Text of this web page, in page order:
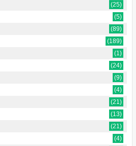
(25)
(5)
(89)
(189)
(1)
(24)
(9)
(4)
(21)
(13)
(21)
(4)